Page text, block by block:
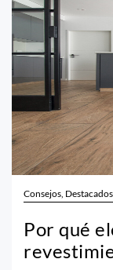
Consejos,
Por qué